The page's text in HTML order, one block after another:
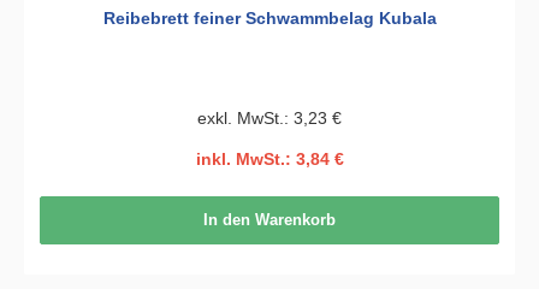
Reibebrett feiner Schwammbelag Kubala
exkl. MwSt.: 3,23 €
inkl. MwSt.: 3,84 €
In den Warenkorb